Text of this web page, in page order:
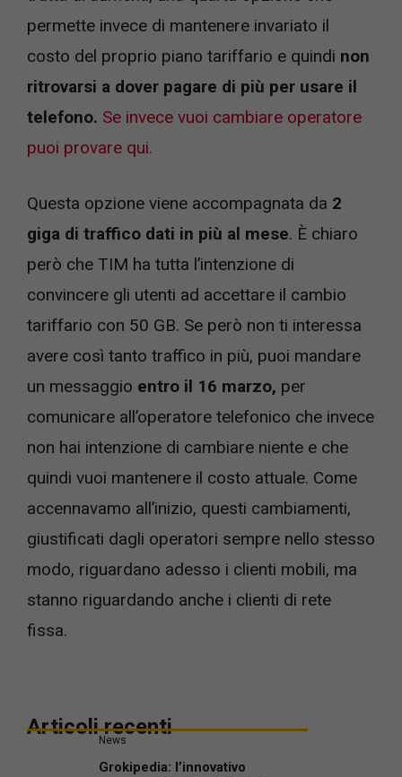
permette invece di mantenere invariato il
costo del proprio piano tariffario e quindi non
ritrovarsi a dover pagare di più per usare il
telefono. Se invece vuoi cambiare operatore
puoi provare qui.
Questa opzione viene accompagnata da 2
giga di traffico dati in più al mese. È chiaro
però che TIM ha tutta l’intenzione di
convincere gli utenti ad accettare il cambio
tariffario con 50 GB. Se però non ti interessa
avere così tanto traffico in più, puoi mandare
un messaggio entro il 16 marzo, per
comunicare all’operatore telefonico che invece
non hai intenzione di cambiare niente e che
quindi vuoi mantenere il costo attuale. Come
accennavamo all’inizio, questi cambiamenti,
giustificati dagli operatori sempre nello stesso
modo, riguardano adesso i clienti mobili, ma
stanno riguardando anche i clienti di rete
fissa.
Articoli recenti
News
Grokipedia: l’innovativo